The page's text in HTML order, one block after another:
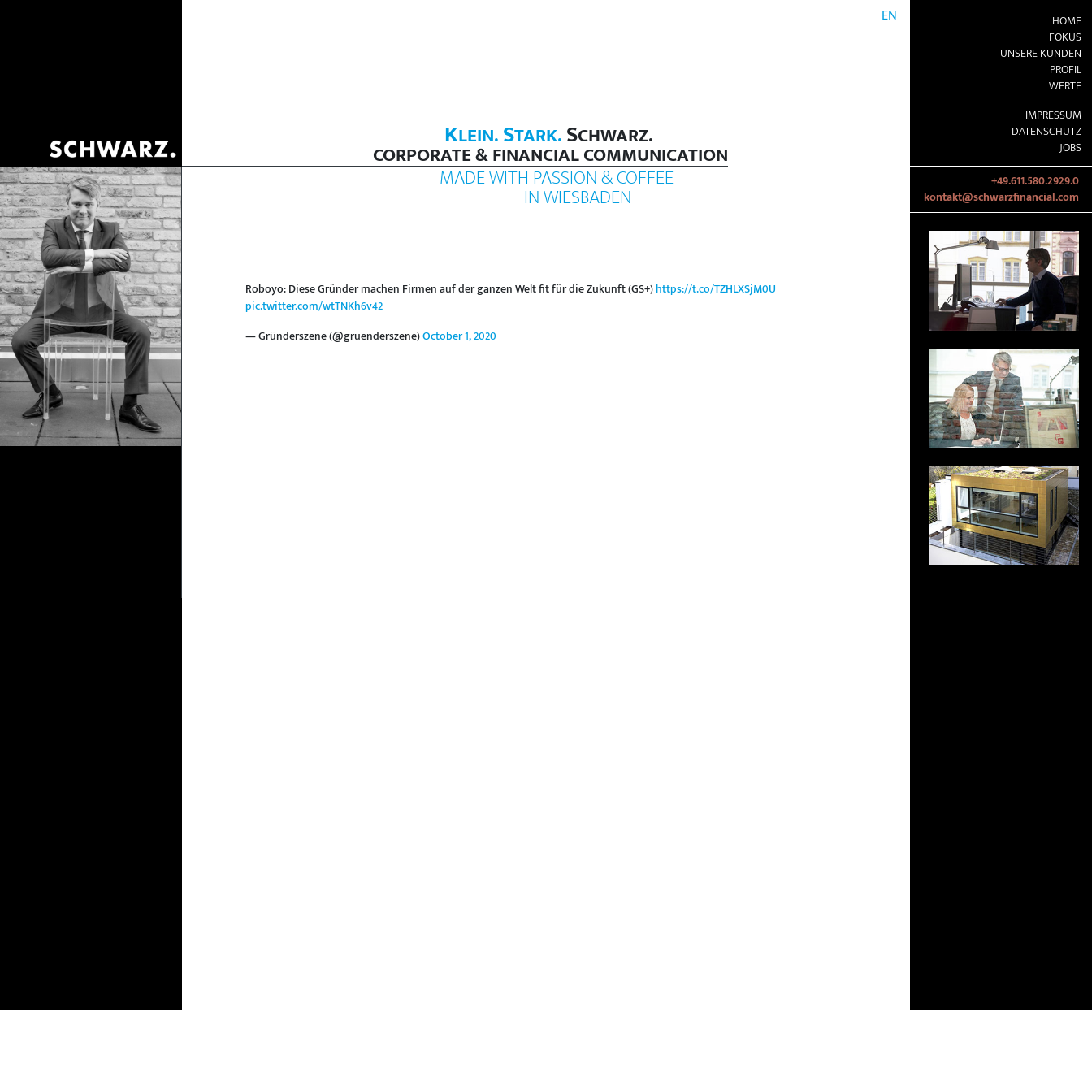
KLEIN.STARK.SCHWARZ.
CORPORATE & FINANCIAL COMMUNICATION
EN
HOME
FOKUS
UNSERE KUNDEN
PROFIL
WERTE
IMPRESSUM
DATENSCHUTZ
JOBS
MADE WITH PASSION & COFFEE
IN WIESBADEN
Roboyo: Diese Gründer machen Firmen auf der ganzen Welt fit für die Zukunft (GS+)https://t.co/TZHLXSjM0U
pic.twitter.com/wtTNKh6v42
— Gründerszene (@gruenderszene)October 1, 2020
+49.611.580.2929.0
kontakt@schwarzfinancial.com